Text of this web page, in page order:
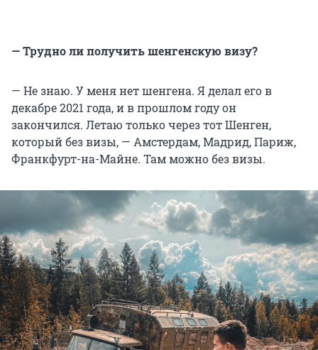
— Трудно ли получить шенгенскую визу?
— Не знаю. У меня нет шенгена. Я делал его в
декабре 2021 года, и в прошлом году он
закончился. Летаю только через тот Шенген,
который без визы, — Амстердам, Мадрид, Париж,
Франкфурт-на-Майне. Там можно без визы.